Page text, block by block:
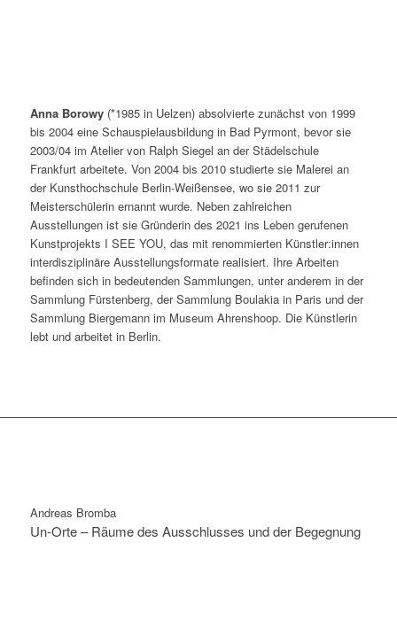
Anna Borowy(*1985 in Uelzen) absolvierte zunächst von 1999
bis 2004 eine Schauspielausbildung in Bad Pyrmont, bevor sie
2003/04 im Atelier von Ralph Siegel an der Städelschule
Frankfurt arbeitete. Von 2004 bis 2010 studierte sie Malerei an
der Kunsthochschule Berlin-Weißensee, wo sie 2011 zur
Meisterschülerin ernannt wurde. Neben zahlreichen
Ausstellungen ist sie Gründerin des 2021 ins Leben gerufenen
Kunstprojekts I SEE YOU, das mit renommierten Künstler:innen
interdisziplinäre Ausstellungsformate realisiert. Ihre Arbeiten
befinden sich in bedeutenden Sammlungen, unter anderem in der
Sammlung Fürstenberg, der Sammlung Boulakia in Paris und der
Sammlung Biergemann im Museum Ahrenshoop. Die Künstlerin
lebt und arbeitet in Berlin.
Andreas Bromba
Un-Orte – Räume des Ausschlusses und der Begegnung